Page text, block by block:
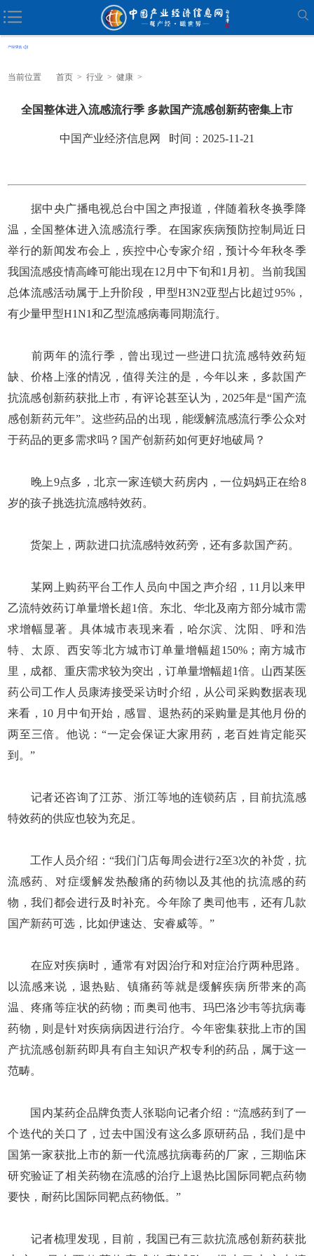
当前位置 首页 > 行业 > 健康 >
全国整体进入流感流行季 多款国产流感创新药密集上市
中国产业经济信息网 时间：2025-11-21
据中央广播电视总台中国之声报道，伴随着秋冬换季降
温，全国整体进入流感流行季。在国家疾病预防控制局近日
举行的新闻发布会上，疾控中心专家介绍，预计今年秋冬季
我国流感疫情高峰可能出现在12月中下旬和1月初。当前我国
总体流感活动属于上升阶段，甲型H3N2亚型占比超过95%，
有少量甲型H1N1和乙型流感病毒同期流行。
前两年的流行季，曾出现过一些进口抗流感特效药短
缺、价格上涨的情况，值得关注的是，今年以来，多款国产
抗流感创新药获批上市，有评论甚至认为，2025年是“国产流
感创新药元年”。这些药品的出现，能缓解流感流行季公众对
于药品的更多需求吗？国产创新药如何更好地破局？
晚上9点多，北京一家连锁大药房内，一位妈妈正在给8
岁的孩子挑选抗流感特效药。
货架上，两款进口抗流感特效药旁，还有多款国产药。
某网上购药平台工作人员向中国之声介绍，11月以来甲
乙流特效药订单量增长超1倍。东北、华北及南方部分城市需
求增幅显著。具体城市表现来看，哈尔滨、沈阳、呼和浩
特、太原、西安等北方城市订单量增幅超150%；南方城市
里，成都、重庆需求较为突出，订单量增幅超1倍。山西某医
药公司工作人员康涛接受采访时介绍，从公司采购数据表现
来看，10 月中旬开始，感冒、退热药的采购量是其他月份的
两至三倍。他说：“一定会保证大家用药，老百姓肯定能买
到。”
记者还咨询了江苏、浙江等地的连锁药店，目前抗流感
特效药的供应也较为充足。
工作人员介绍：“我们门店每周会进行2至3次的补货，抗
流感药、对症缓解发热酸痛的药物以及其他的抗流感的药
物，我们都会进行及时补充。今年除了奥司他韦，还有几款
国产新药可选，比如伊速达、安睿威等。”
在应对疾病时，通常有对因治疗和对症治疗两种思路。
以流感来说，退热贴、镇痛药等就是缓解疾病所带来的高
温、疼痛等症状的药物；而奥司他韦、玛巴洛沙韦等抗病毒
药物，则是针对疾病病因进行治疗。今年密集获批上市的国
产抗流感创新药即具有自主知识产权专利的药品，属于这一
范畴。
国内某药企品牌负责人张聪向记者介绍：“流感药到了一
个迭代的关口了，过去中国没有这么多原研药品，我们是中
国第一家获批上市的新一代流感抗病毒药的厂家，三期临床
研究验证了相关药物在流感的治疗上退热比国际同靶点药物
要快，耐药比国际同靶点药物低。”
记者梳理发现，目前，我国已有三款抗流感创新药获批